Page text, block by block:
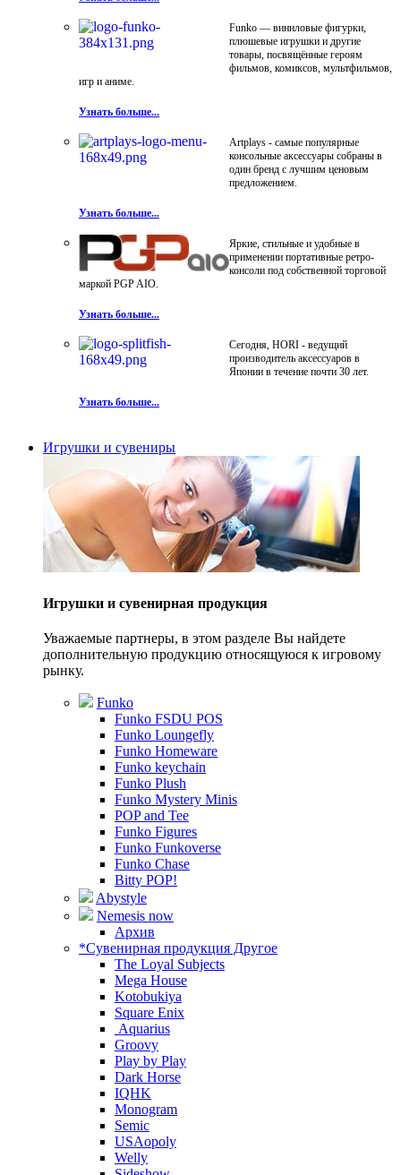
Funko — виниловые фигурки,
плюшевые игрушки и другие
товары, посвящённые героям
фильмов, комиксов, мультфильмов,
игр и аниме.
Узнать больше...
Artplays - самые популярные
консольные аксессуары собраны в
один бренд с лучшим ценовым
предложением.
Узнать больше...
Яркие, стильные и удобные в
применении портативные ретро-
консоли под собственной торговой
маркой PGP AIO.
Узнать больше...
Сегодня, HORI - ведущий
производитель аксессуаров в
Японии в течение почти 30 лет.
Узнать больше...
Игрушки и сувениры
Игрушки и сувенирная продукция
Уважаемые партнеры, в этом разделе Вы найдете
дополнительную продукцию относящуюся к игровому
рынку.
Funko
Funko FSDU POS
Funko Loungefly
Funko Homeware
Funko keychain
Funko Plush
Funko Mystery Minis
POP and Tee
Funko Figures
Funko Funkoverse
Funko Chase
Bitty POP!
Abystyle
Nemesis now
Архив
*Сувенирная продукция Другое
The Loyal Subjects
Mega House
Kotobukiya
Square Enix
Aquarius
Groovy
Play by Play
Dark Horse
IQHK
Monogram
Semic
USAopoly
Welly